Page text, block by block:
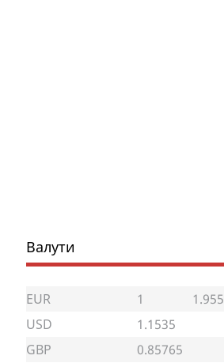
Валути
EUR 1
1.955
USD
1.1535
GBP
0.85765